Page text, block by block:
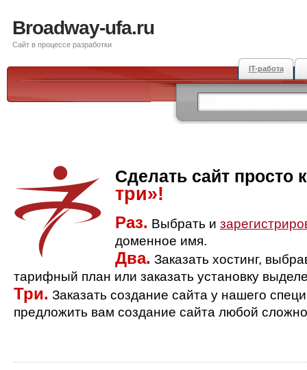
Broadway-ufa.ru
Сайт в процессе разработки
IT-работа
Сделать сайт просто
три»!
Раз. Выбрать и
доменное имя.
Два. Заказать хостинг,
тарифный план или заказать установку
Три. Заказать создание сайта у нашего
предложить вам создание сайта любой